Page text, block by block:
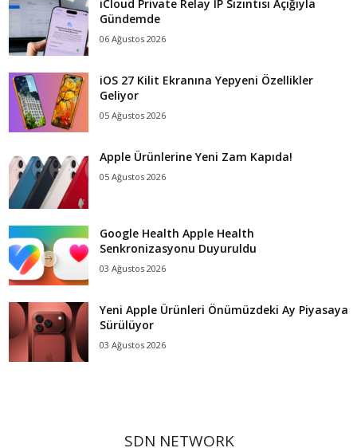
iCloud Private Relay IP Sızıntısı Açığıyla
Gündemde
06 Ağustos 2026
iOS 27 Kilit Ekranına Yepyeni Özellikler
Geliyor
05 Ağustos 2026
Apple Ürünlerine Yeni Zam Kapıda!
05 Ağustos 2026
Google Health Apple Health
Senkronizasyonu Duyuruldu
03 Ağustos 2026
Yeni Apple Ürünleri Önümüzdeki Ay Piyasaya
Sürülüyor
03 Ağustos 2026
SDN NETWORK